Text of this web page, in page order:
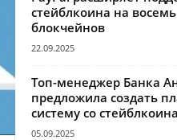
стейблкоина на
блокчейнов
22.09.2025
Топ-менеджер Банка
предложила создать
систему со
05.09.2025